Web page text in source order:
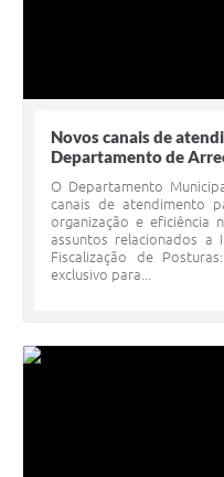
Novos canais de
Departamento de
O Departamento
canais de atendimento
organização e eficiência
assuntos relacionados a
Fiscalização de
exclusivo para...